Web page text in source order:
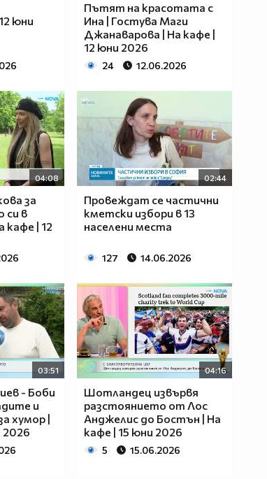
юни
Пътят на красотата с
Ина | Гостува Маги
Джанаварова | На кафе |
12 юни 2026
24 12.06.2026
04:08
за
си в
кафе | 12
02:44
Провеждат се частични
кметски избори в 13
населени места
127 14.06.2026
03:51
- Боби
и
хумор |
2026
04:16
Шотландец извървя
разстоянието от Лос
Анджелис до Бостън | На
кафе | 15 юни 2026
5 15.06.2026